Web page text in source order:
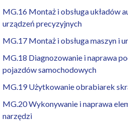
MG.16 Montaż i obsługa układów
urządzeń precyzyjnych
MG.17 Montaż i obsługa maszyn i
MG.18 Diagnozowanie i naprawa
pojazdów samochodowych
MG.19 Użytkowanie obrabiarek
MG.20 Wykonywanie i naprawa
narzędzi